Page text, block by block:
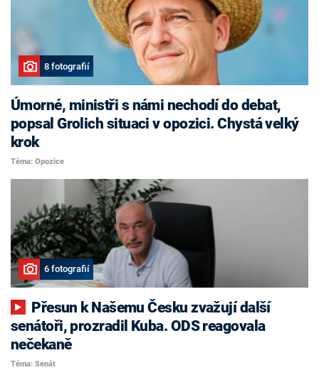
8 fotografií
Úmorné, ministři s námi nechodí do debat,
popsal Grolich situaci v opozici. Chystá velký
krok
Téma: Opozice
6 fotografií
senátoři, prozradil Kuba. ODS reagovala
nečekaně
Téma: Senát